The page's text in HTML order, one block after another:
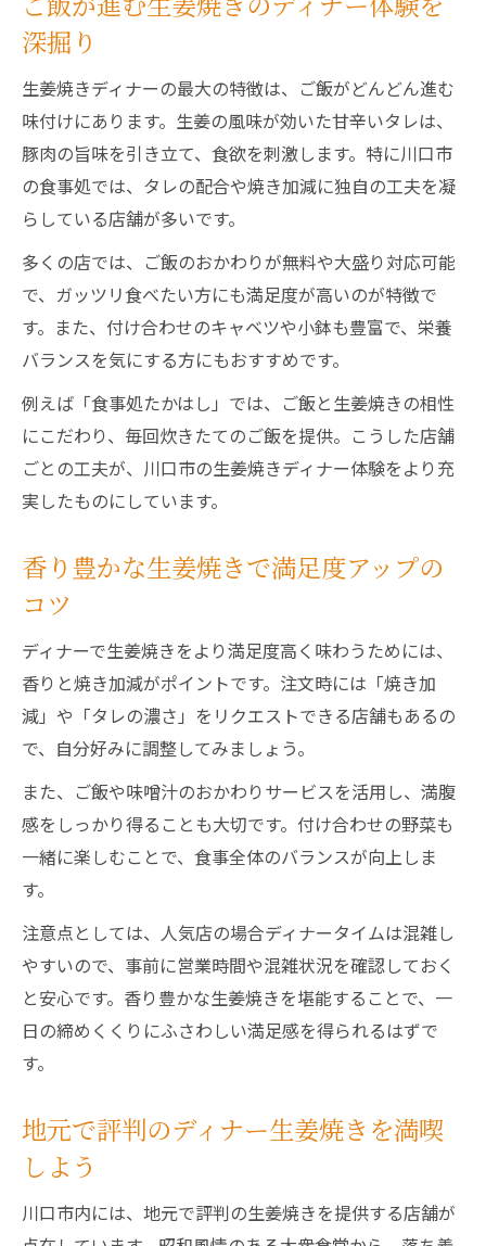
ント
力
生姜焼きディナーに欠かせない風味へのこ
だわり
地元民が語るディナー生姜焼き体験記
ディナーで心に残る生姜焼き体験を語る
川口市民おすすめのディナー生姜焼き体験
談
地元民が愛する生姜焼きディナーのリアル
な声
実際に食べたディナー生姜焼きの感想を紹
介
生姜焼きディナー体験から得た満足ポイン
ト
深掘り
生姜焼きディナーの最大の特徴は、ご飯がどんどん進む
味付けにあります。生姜の風味が効いた甘辛いタレは、
豚肉の旨味を引き立て、食欲を刺激します。特に川口市
の食事処では、タレの配合や焼き加減に独自の工夫を凝
らしている店舗が多いです。
多くの店では、ご飯のおかわりが無料や大盛り対応可能
で、ガッツリ食べたい方にも満足度が高いのが特徴で
す。また、付け合わせのキャベツや小鉢も豊富で、栄養
バランスを気にする方にもおすすめです。
例えば「食事処たかはし」では、ご飯と生姜焼きの相性
にこだわり、毎回炊きたてのご飯を提供。こうした店舗
ごとの工夫が、川口市の生姜焼きディナー体験をより充
実したものにしています。
香り豊かな生姜焼きで満足度アップの
コツ
ディナーで生姜焼きをより満足度高く味わうためには、
香りと焼き加減がポイントです。注文時には「焼き加
減」や「タレの濃さ」をリクエストできる店舗もあるの
で、自分好みに調整してみましょう。
また、ご飯や味噌汁のおかわりサービスを活用し、満腹
感をしっかり得ることも大切です。付け合わせの野菜も
一緒に楽しむことで、食事全体のバランスが向上しま
す。
注意点としては、人気店の場合ディナータイムは混雑し
やすいので、事前に営業時間や混雑状況を確認しておく
と安心です。香り豊かな生姜焼きを堪能することで、一
日の締めくくりにふさわしい満足感を得られるはずで
す。
地元で評判のディナー生姜焼きを満喫
しよう
川口市内には、地元で評判の生姜焼きを提供する店舗が